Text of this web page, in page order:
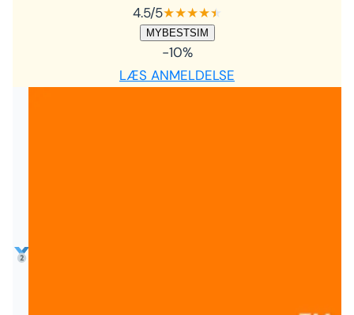
4.5/5★★★★★
★
MYBESTSIM
-10%
LÆS ANMELDELSE